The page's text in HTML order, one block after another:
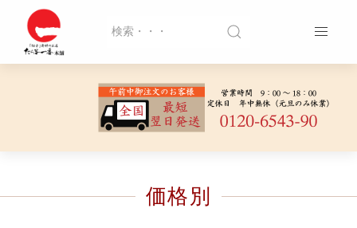
価格別